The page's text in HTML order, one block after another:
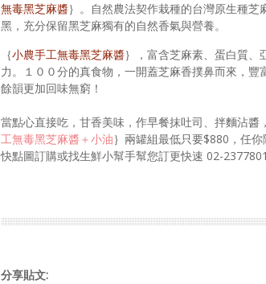
無毒黑芝麻醬｝。自然農法契作栽種的台灣原生種
黑，充分保留黑芝麻獨有的自然香氣與營養。
｛小農手工無毒黑芝麻醬｝，富含芝麻素、蛋白質
力。１００分的真食物，一開蓋芝麻香撲鼻而來，
餘韻更加回味無窮！
當點心直接吃，甘香美味，作早餐抹吐司、拌麵沾
工無毒黑芝麻醬＋小油｝兩罐組最低只要$880，任
快點圖訂購或找生鮮小幫手幫您訂更快速 02-
分享貼文: